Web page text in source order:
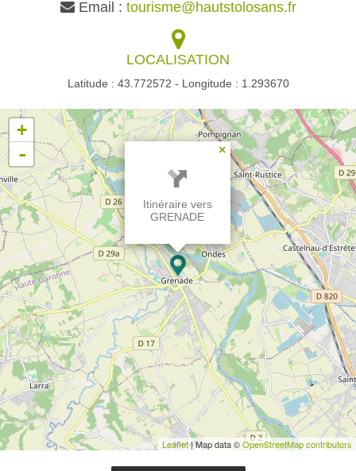
Email : tourisme@hautstolosans.fr
LOCALISATION
Latitude : 43.772572 - Longitude : 1.293670
×
Itinéraire vers
GRENADE
+
-
Leaflet| Map data ©OpenStreetMap contributors